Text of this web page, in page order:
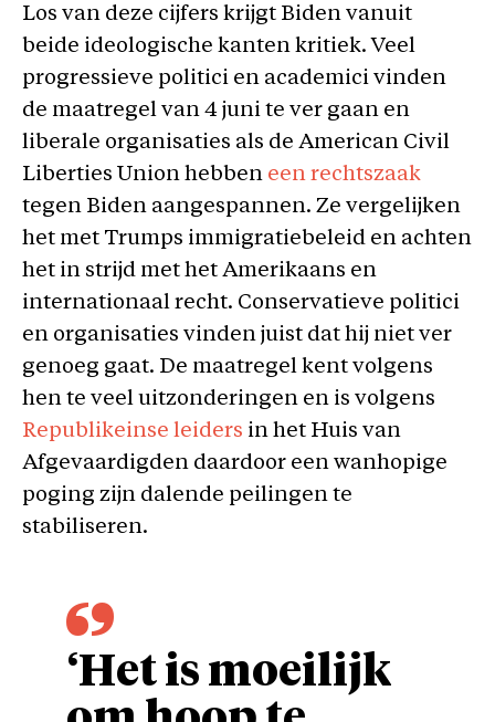
Los van deze cijfers krijgt Biden vanuit
beide ideologische kanten kritiek. Veel
progressieve politici en academici vinden
de maatregel van 4 juni te ver gaan en
liberale organisaties als de American Civil
Liberties Union hebben een rechtszaak
tegen Biden aangespannen. Ze vergelijken
het met Trumps immigratiebeleid en achten
het in strijd met het Amerikaans en
internationaal recht. Conservatieve politici
en organisaties vinden juist dat hij niet ver
genoeg gaat. De maatregel kent volgens
hen te veel uitzonderingen en is volgens
Republikeinse leiders in het Huis van
Afgevaardigden daardoor een wanhopige
poging zijn dalende peilingen te
stabiliseren.
‘Het is moeilijk